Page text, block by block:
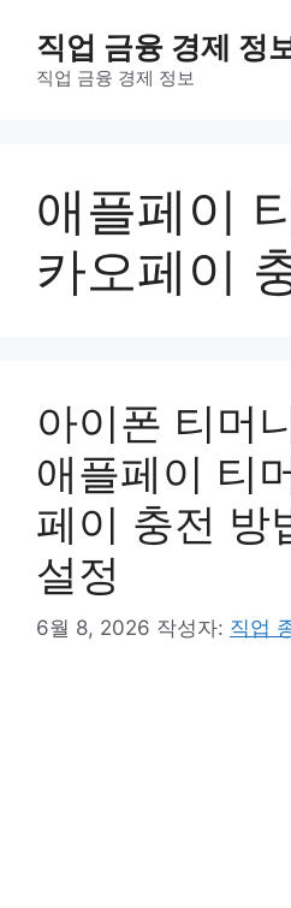
직업 금융 경제 정
직업 금융 경제 정보
애플페이
카오페이
아이폰 티머
애플페이 티
페이 충전 방
설정
6월 8, 2026 작성자: 직업